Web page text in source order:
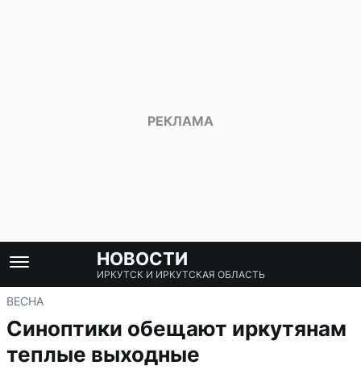
НОВОСТИ
ИРКУТСК И ИРКУТСКАЯ ОБЛАСТЬ
ВЕСНА
Синоптики обещают иркутянам
теплые выходные